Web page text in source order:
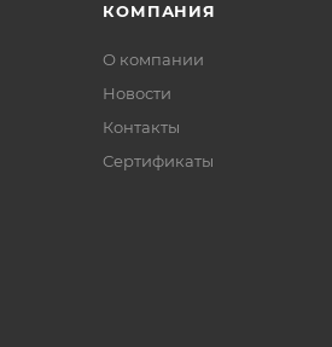
КОМПАНИЯ
О компании
Новости
Контакты
Сертификаты